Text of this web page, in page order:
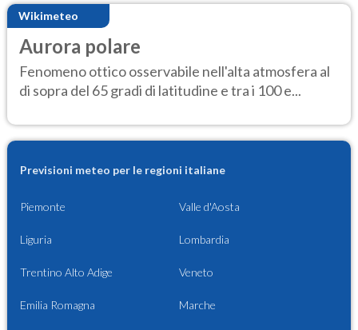
Wikimeteo
Aurora polare
Fenomeno ottico osservabile nell'alta atmosfera al
di sopra del 65 gradi di latitudine e tra i 100 e...
Previsioni meteo per le regioni italiane
Piemonte Valle d'Aosta
Liguria Lombardia
Trentino Alto Adige Veneto
Emilia Romagna Marche